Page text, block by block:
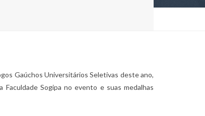
Gaúchos Universitários Seletivas deste ano,
Faculdade Sogipa no evento e suas medalhas